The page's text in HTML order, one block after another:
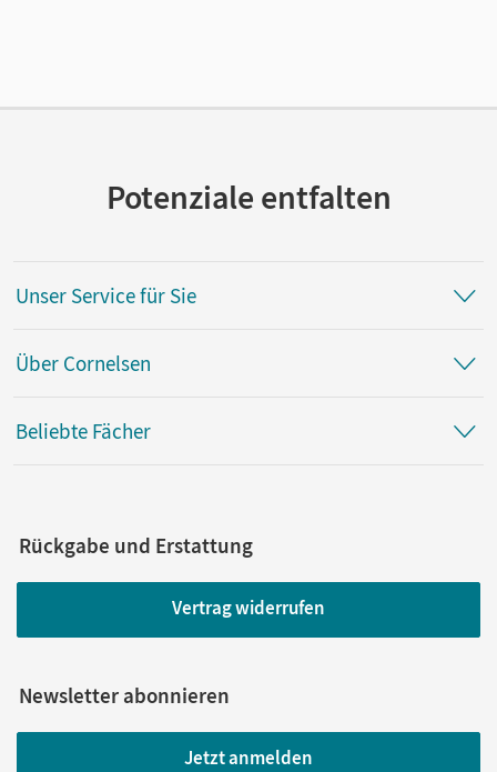
Potenziale entfalten
Unser Service für Sie
Über Cornelsen
Beliebte Fächer
Rückgabe und Erstattung
Vertrag widerrufen
Newsletter abonnieren
Jetzt anmelden